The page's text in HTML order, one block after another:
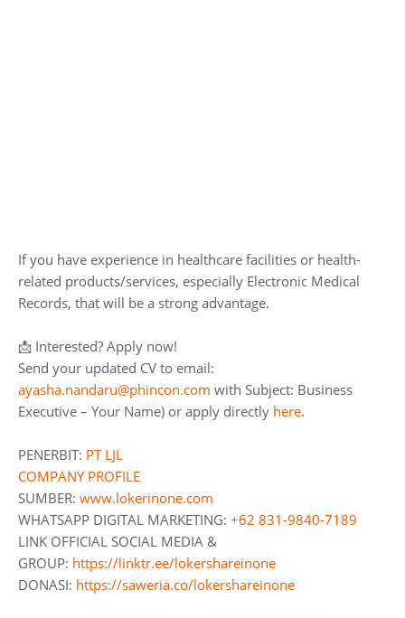
If you have experience in healthcare facilities or health-
related products/services, especially Electronic Medical
Records, that will be a strong advantage.
📩 Interested? Apply now!
Send your updated CV to email:
ayasha.nandaru@phincon.com with Subject: Business
Executive – Your Name) or apply directly here.
PENERBIT: PT LJL
COMPANY PROFILE
SUMBER: www.lokerinone.com
WHATSAPP DIGITAL MARKETING: +62 831-9840-7189
LINK OFFICIAL SOCIAL MEDIA &
GROUP: https://linktr.ee/lokershareinone
DONASI: https://saweria.co/lokershareinone